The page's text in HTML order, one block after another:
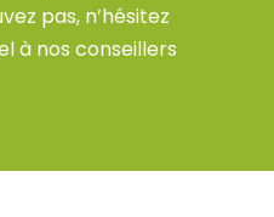
pas, n’hésitez
à nos conseillers